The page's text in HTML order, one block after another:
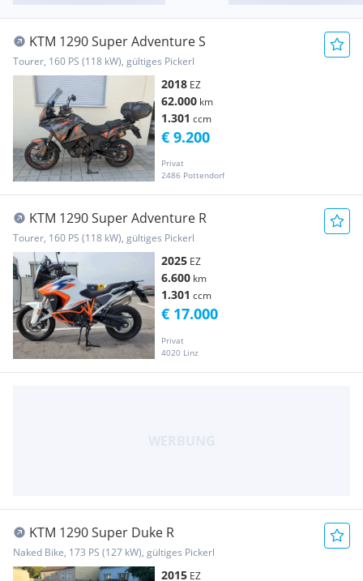
KTM 1290 Super Adventure S
Tourer, 160 PS (118 kW), gültiges Pickerl
2018 EZ
62.000 km
1.301 ccm
Privat
2486 Pottendorf
€ 9.200
KTM 1290 Super Adventure R
Tourer, 160 PS (118 kW), gültiges Pickerl
2025 EZ
6.600 km
1.301 ccm
Privat
4020 Linz
€ 17.000
KTM 1290 Super Duke R
Naked Bike, 173 PS (127 kW), gültiges Pickerl
2015 EZ